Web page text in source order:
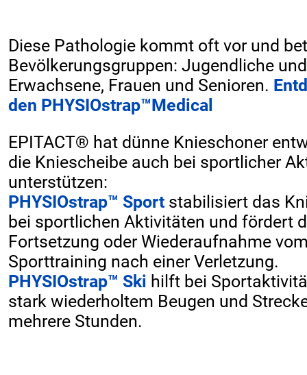
Diese Pathologie kommt oft vor und
Bevölkerungsgruppen: Jugendliche
Erwachsene, Frauen und Senioren.
den PHYSIOstrap™Medical
EPITACT® hat dünne Knieschoner
die Kniescheibe auch bei sportlicher
unterstützen:
PHYSIOstrap™ Sportstabilisiert das
bei sportlichen Aktivitäten und fördert
Fortsetzung oder Wiederaufnahme
Sporttraining nach einer Verletzung.
PHYSIOstrap™ Ski hilft bei
stark wiederholtem Beugen und
mehrere Stunden.